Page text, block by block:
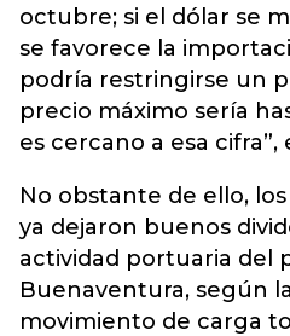
octubre; si el dólar se
se favorece la
podría restringirse un
precio máximo sería
es cercano a esa
No obstante de ello,
ya dejaron buenos
actividad portuaria del
Buenaventura, según
movimiento de carga